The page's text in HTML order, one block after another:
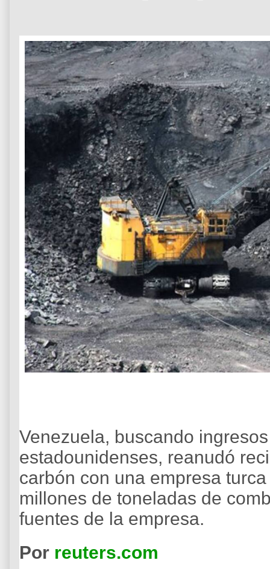
Venezuela, buscando
estadounidenses, reanudó
carbón con una empresa
millones de toneladas de
fuentes de la empresa.
Por reuters.com